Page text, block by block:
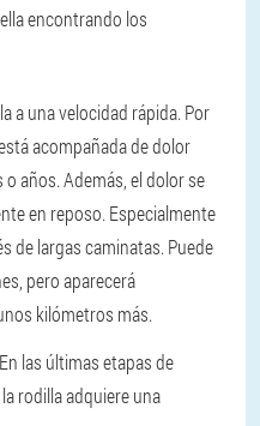
encontrando los
a una velocidad rápida. Por
acompañada de dolor
años. Además, el dolor se
en reposo. Especialmente
de largas caminatas. Puede
pero aparecerá
kilómetros más.
En las últimas etapas de
rodilla adquiere una